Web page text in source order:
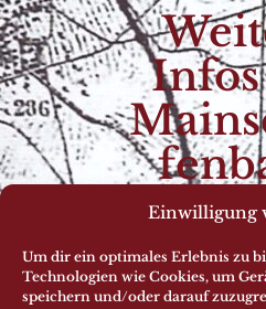
Einwilligung
Um dir ein optimales Erlebnis zu
Technologien wie Cookies, um
speichern und/oder darauf
VEREIN
KENKI
OSK
ASTHE